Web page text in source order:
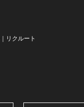
｜ リクルート